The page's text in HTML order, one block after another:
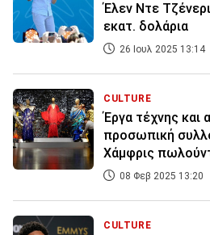
Έλεν Ντε
εκατ. δολάρια
26 Ιουλ 2025 13:14
CULTURE
Έργα τέχνης και
προσωπική
Χάμφρις
08 Φεβ 2025 13:20
CULTURE